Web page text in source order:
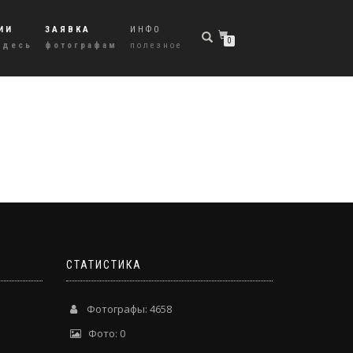
ЗАЯВКА
фотографам
ИНФО
полезное
0
СТАТИСТИКА
Фотографы: 4658
Фото: 0